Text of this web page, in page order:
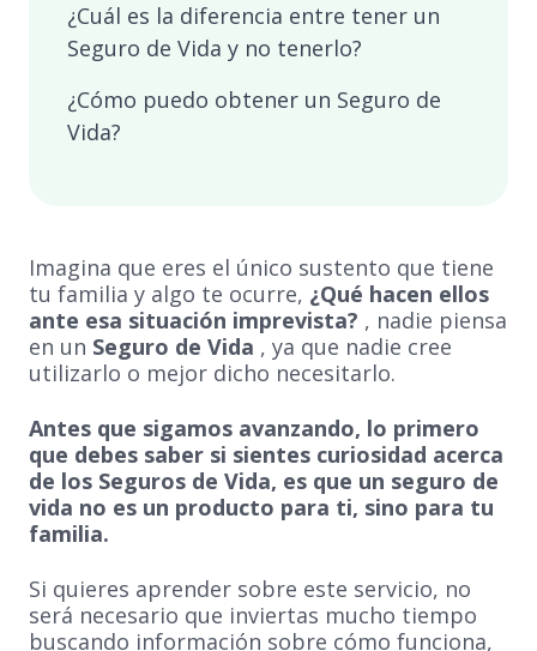
¿Cuál es la diferencia entre tener un
Seguro de Vida y no tenerlo?
¿Cómo puedo obtener un Seguro de
Vida?
Imagina que eres el único sustento que tiene
tu familia y algo te ocurre, ¿Qué hacen ellos
ante esa situación imprevista? , nadie piensa
en un Seguro de Vida , ya que nadie cree
utilizarlo o mejor dicho necesitarlo.
Antes que sigamos avanzando, lo primero
que debes saber si sientes curiosidad acerca
de los Seguros de Vida, es que un seguro de
vida no es un producto para ti, sino para tu
familia.
Si quieres aprender sobre este servicio, no
será necesario que inviertas mucho tiempo
buscando información sobre cómo funciona,